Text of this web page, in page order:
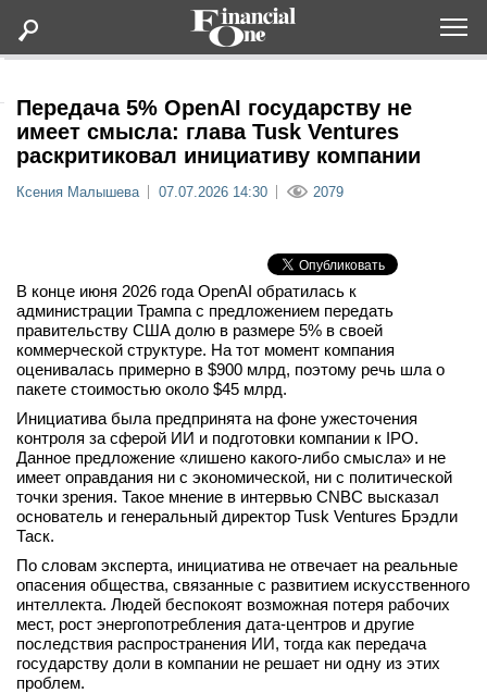
Статьи
Мероприятия
Новости
Интервью
вконтакте
телеграм
Стать автором
Вход
Передача 5% OpenAI государству не
имеет смысла: глава Tusk Ventures
раскритиковал инициативу компании
Ксения Малышева 07.07.2026 14:30 2079
В конце июня 2026 года OpenAI обратилась к
администрации Трампа с предложением передать
правительству США долю в размере 5% в своей
коммерческой структуре. На тот момент компания
оценивалась примерно в $900 млрд, поэтому речь шла о
пакете стоимостью около $45 млрд.
Инициатива была предпринята на фоне ужесточения
контроля за сферой ИИ и подготовки компании к IPO.
Данное предложение «лишено какого-либо смысла» и не
имеет оправдания ни с экономической, ни с политической
точки зрения. Такое мнение в интервью CNBC высказал
основатель и генеральный директор Tusk Ventures Брэдли
Таск.
По словам эксперта, инициатива не отвечает на реальные
опасения общества, связанные с развитием искусственного
интеллекта. Людей беспокоят возможная потеря рабочих
мест, рост энергопотребления дата-центров и другие
последствия распространения ИИ, тогда как передача
государству доли в компании не решает ни одну из этих
проблем.